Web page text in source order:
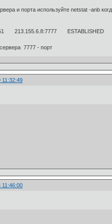
и порта используйте netstat -anb
213.155.6.8:7777 ESTABLISHED
7777 - порт
11:32:49
11:46:00